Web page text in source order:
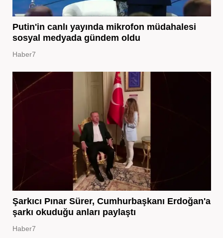
Putin'in canlı yayında mikrofon müdahalesi
sosyal medyada gündem oldu
Haber7
Şarkıcı Pınar Sürer, Cumhurbaşkanı Erdoğan'a
şarkı okuduğu anları paylaştı
Haber7